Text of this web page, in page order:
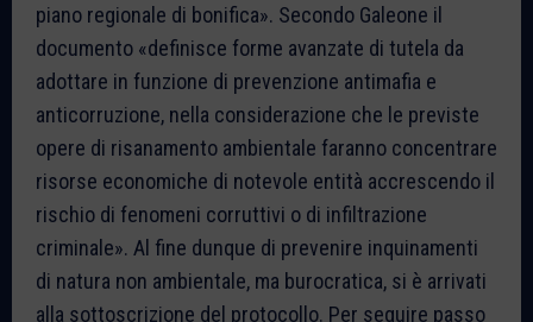
piano regionale di bonifica». Secondo Galeone il
documento «definisce forme avanzate di tutela da
adottare in funzione di prevenzione antimafia e
anticorruzione, nella considerazione che le previste
opere di risanamento ambientale faranno concentrare
risorse economiche di notevole entità accrescendo il
rischio di fenomeni corruttivi o di infiltrazione
criminale». Al fine dunque di prevenire inquinamenti
di natura non ambientale, ma burocratica, si è arrivati
alla sottoscrizione del protocollo. Per seguire passo